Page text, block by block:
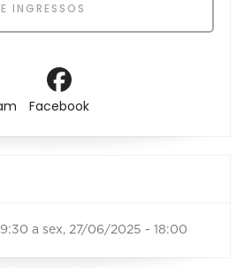
INGRESSOS
Facebook
a sex, 27/06/2025 - 18:00